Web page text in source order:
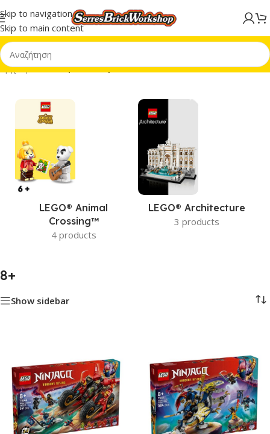
Skip to navigation
Skip to main content
Αρχική σελίδα/Προϊόντα με ετικέτα “8+”
LEGO® Animal
Crossing™
4 products
LEGO® Architecture
3 products
8+
Show sidebar